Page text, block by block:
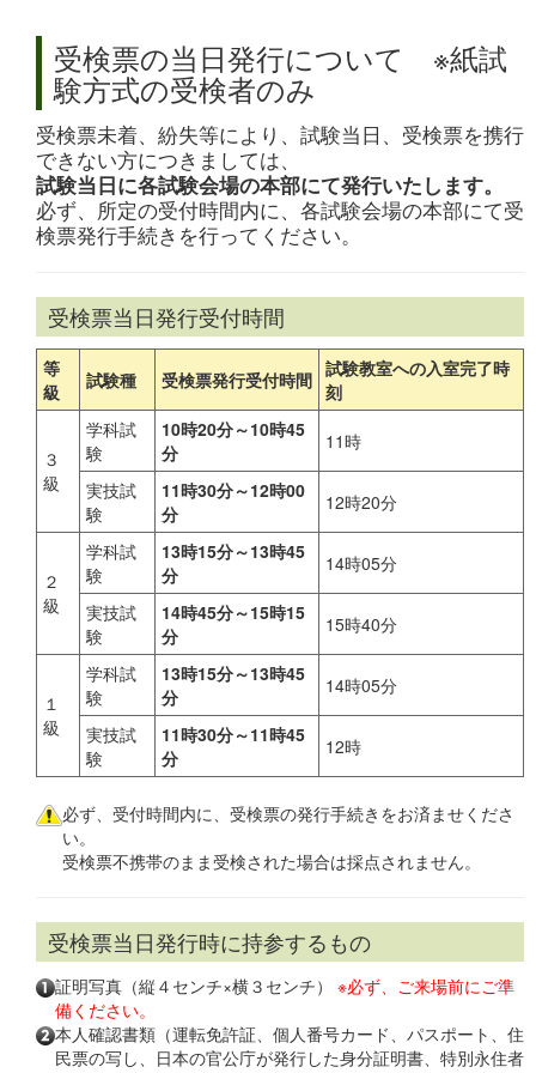
受検票の当日発行について ※紙試
験方式の受検者のみ
受検票未着、紛失等により、試験当日、受検票を携行
できない方につきましては、
試験当日に各試験会場の本部にて発行いたします。
必ず、所定の受付時間内に、各試験会場の本部にて受
検票発行手続きを行ってください。
受検票当日発行受付時間
等
級
試験種 受検票発行受付時間 試験教室への入室完了時
刻
３
級
学科試
験
10時20分～10時45
分
11時
実技試
験
11時30分～12時00
分
12時20分
２
級
学科試
験
13時15分～13時45
分
14時05分
実技試
験
14時45分～15時15
分
15時40分
１
級
学科試
験
13時15分～13時45
分
14時05分
実技試
験
11時30分～11時45
分
12時
必ず、受付時間内に、受検票の発行手続きをお済ませくださ
い。
受検票不携帯のまま受検された場合は採点されません。
受検票当日発行時に持参するもの
証明写真（縦４センチ×横３センチ） ※必ず、ご来場前にご準
備ください。
本人確認書類（運転免許証、個人番号カード、パスポート、住
民票の写し、日本の官公庁が発行した身分証明書、特別永住者